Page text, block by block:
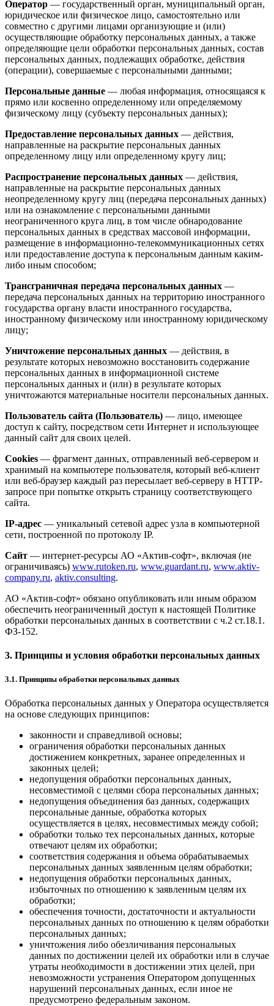
Оператор — государственный орган, муниципальный орган,
юридическое или физическое лицо, самостоятельно или
совместно с другими лицами организующие и (или)
осуществляющие обработку персональных данных, а также
определяющие цели обработки персональных данных, состав
персональных данных, подлежащих обработке, действия
(операции), совершаемые с персональными данными;
Персональные данные — любая информация, относящаяся к
прямо или косвенно определенному или определяемому
физическому лицу (субъекту персональных данных);
Предоставление персональных данных — действия,
направленные на раскрытие персональных данных
определенному лицу или определенному кругу лиц;
Распространение персональных данных — действия,
направленные на раскрытие персональных данных
неопределенному кругу лиц (передача персональных данных)
или на ознакомление с персональными данными
неограниченного круга лиц, в том числе обнародование
персональных данных в средствах массовой информации,
размещение в информационно-телекоммуникационных сетях
или предоставление доступа к персональным данным каким-
либо иным способом;
Трансграничная передача персональных данных —
передача персональных данных на территорию иностранного
государства органу власти иностранного государства,
иностранному физическому или иностранному юридическому
лицу;
Уничтожение персональных данных — действия, в
результате которых невозможно восстановить содержание
персональных данных в информационной системе
персональных данных и (или) в результате которых
уничтожаются материальные носители персональных данных.
Пользователь сайта (Пользователь) — лицо, имеющее
доступ к сайту, посредством сети Интернет и использующее
данный сайт для своих целей.
Cookies — фрагмент данных, отправленный веб-сервером и
хранимый на компьютере пользователя, который веб-клиент
или веб-браузер каждый раз пересылает веб-серверу в HTTP-
запросе при попытке открыть страницу соответствующего
сайта.
IP-адрес — уникальный сетевой адрес узла в компьютерной
сети, построенной по протоколу IP.
Сайт — интернет-ресурсы АО «Актив-софт», включая (не
ограничиваясь) www.rutoken.ru, www.guardant.ru, www.aktiv-
company.ru, aktiv.consulting.
АО «Актив-софт» обязано опубликовать или иным образом
обеспечить неограниченный доступ к настоящей Политике
обработки персональных данных в соответствии с ч.2 ст.18.1.
ФЗ-152.
3. Принципы и условия обработки персональных данных
3.1. Принципы обработки персональных данных
Обработка персональных данных у Оператора осуществляется
на основе следующих принципов:
законности и справедливой основы;
ограничения обработки персональных данных
достижением конкретных, заранее определенных и
законных целей;
недопущения обработки персональных данных,
несовместимой с целями сбора персональных данных;
недопущения объединения баз данных, содержащих
персональные данные, обработка которых
осуществляется в целях, несовместимых между собой;
обработки только тех персональных данных, которые
отвечают целям их обработки;
соответствия содержания и объема обрабатываемых
персональных данных заявленным целям обработки;
недопущения обработки персональных данных,
избыточных по отношению к заявленным целям их
обработки;
обеспечения точности, достаточности и актуальности
персональных данных по отношению к целям обработки
персональных данных;
уничтожения либо обезличивания персональных
данных по достижении целей их обработки или в случае
утраты необходимости в достижении этих целей, при
невозможности устранения Оператором допущенных
нарушений персональных данных, если иное не
предусмотрено федеральным законом.